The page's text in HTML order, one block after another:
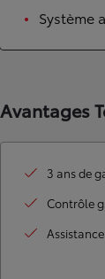
HYBRIDE OU
Disponible
Système
Avantages
3 ans de
Contrôle